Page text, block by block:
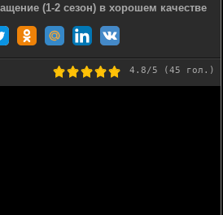
(1-2 сезон) в хорошем качестве
4.8/5 (45 гол.)